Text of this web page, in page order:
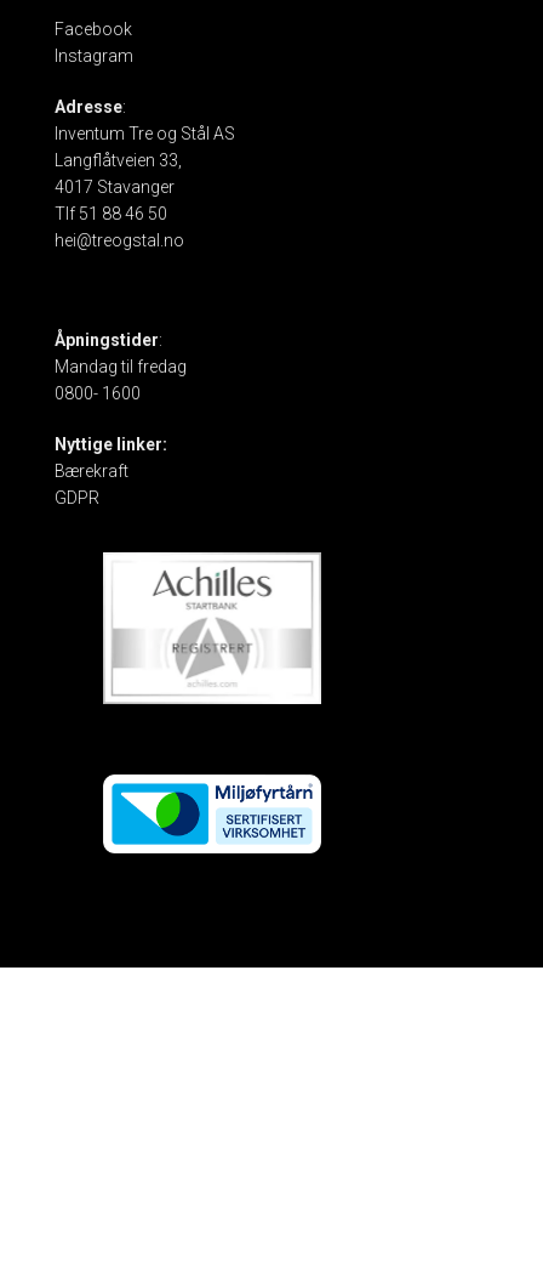
Facebook
Instagram
Adresse:
Inventum Tre og Stål AS
Langflåtveien 33,
4017 Stavanger
Tlf 51 88 46 50
hei@treogstal.no
Åpningstider:
Mandag til fredag
0800- 1600
Nyttige linker:
Bærekraft
GDPR